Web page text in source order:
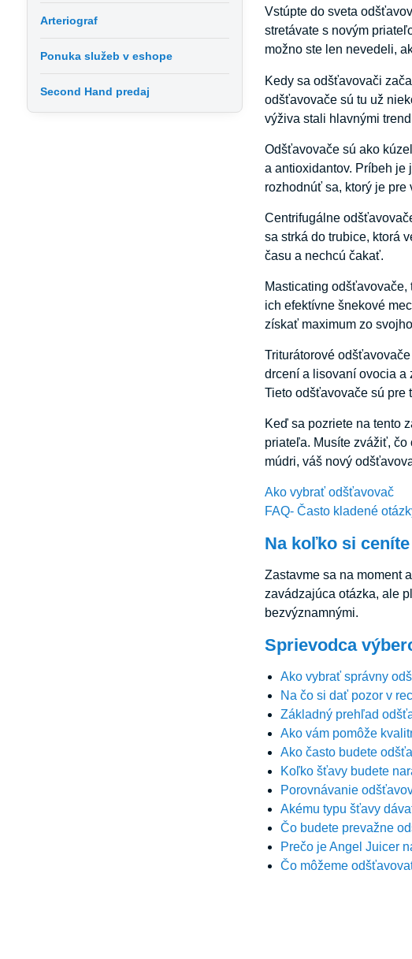
Vstúpte do sveta
stretávate s novým
možno ste len nevedeli,
Kedy sa odšťavovači
odšťavovače sú tu už
výživa stali hlavnými
Odšťavovače sú ako
a antioxidantov. Príbeh je
rozhodnúť sa, ktorý je pre
Centrifugálne
sa strká do trubice, ktorá
času a nechcú čakať.
Masticating
ich efektívne šnekové
získať maximum zo
Triturátorové
drcení a lisovaní ovocia a
Tieto odšťavovače sú pre
Keď sa pozriete na tento
priateľa. Musíte zvážiť,
múdri, váš nový
Ako vybrať odšťavovač
FAQ- Často kladené
Na koľko si
Zastavme sa na moment
zavádzajúca otázka, ale
bezvýznamnými.
Sprievodca
Ako vybrať správny
Na čo si dať pozor v
Základný prehľad
Ako vám pomôže
Ako často budete
Koľko šťavy budete
Porovnávanie
Akému typu šťavy
Čo budete prevažne
Prečo je Angel Juicer
Čo môžeme
Arteriograf
Ponuka služeb v eshope
Second Hand predaj